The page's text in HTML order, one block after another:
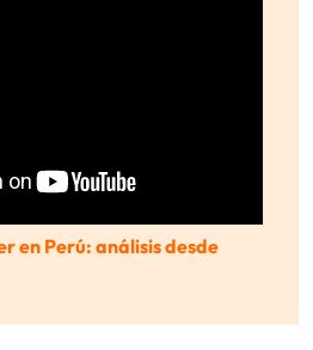
en Perú: análisis desde